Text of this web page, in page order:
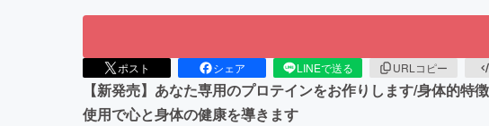
ポスト シェア LINEで送る URLコピー
【新発売】あなた専用のプロテインをお作りします/身体的
使用で心と身体の健康を導きます